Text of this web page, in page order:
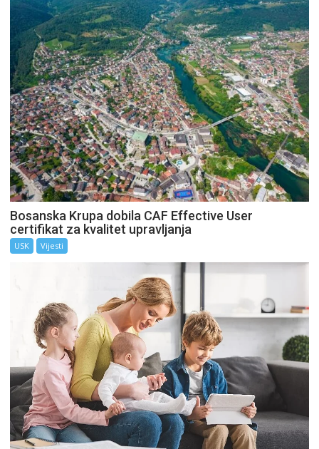
Bosanska Krupa dobila CAF Effective User
certifikat za kvalitet upravljanja
USK Vijesti